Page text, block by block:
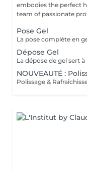
embodies the perfect
team of passionate
Pose Gel
Dépose Gel
NOUVEAUTÉ :